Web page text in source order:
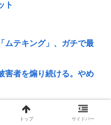
ト
ムテキング」、ガチで最
害者を煽り続ける。やめ
つかる。頭打った野球少
トップ サイドバー